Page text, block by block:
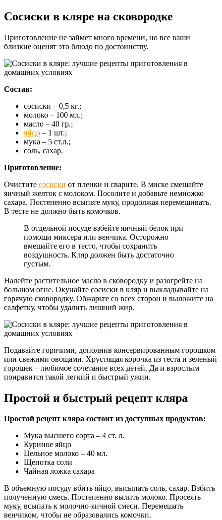
Сосиски в кляре на сковородке
Приготовление не займет много времени, но все ваши
близкие оценят это блюдо по достоинству.
Состав:
сосиски – 0,5 кг.;
молоко – 100 мл.;
масло – 40 гр.;
яйцо – 1 шт.;
мука – 5 ст.л.;
соль, сахар.
Приготовление:
Очистите сосиски от пленки и сварите. В миске смешайте
яичный желток с молоком. Посолите и добавьте немножко
сахара. Постепенно всыпьте муку, продолжая перемешивать.
В тесте не должно быть комочков.
В отдельной посуде взбейте яичный белок при
помощи миксера или венчика. Осторожно
вмешайте его в тесто, чтобы сохранить
воздушность. Кляр должен быть достаточно
густым.
Налейте растительное масло в сковородку и разогрейте на
большом огне. Окунайте сосиски в кляр и выкладывайте на
горячую сковородку. Обжарьте со всех сторон и выложите на
салфетку, чтобы удалить лишний жир.
Подавайте горячими, дополнив консервированным горошком
или свежими овощами. Хрустящая корочка из теста и зеленый
горошек – любимое сочетание всех детей. Да и взрослым
понравится такой легкий и быстрый ужин.
Простой и быстрый рецепт кляра
Простой рецепт кляра состоит из доступных продуктов:
Мука высшего сорта – 4 ст. л.
Куриное яйцо
Цельное молоко – 40 мл.
Щепотка соли
Чайная ложка сахара
В объемную посуду вбить яйцо, высыпать соль, сахар. Взбить
полученную смесь. Постепенно вылить молоко. Просеять
муку, всыпать к молочно-яичной смеси. Перемешать
венчиком, чтобы не образовались комочки.